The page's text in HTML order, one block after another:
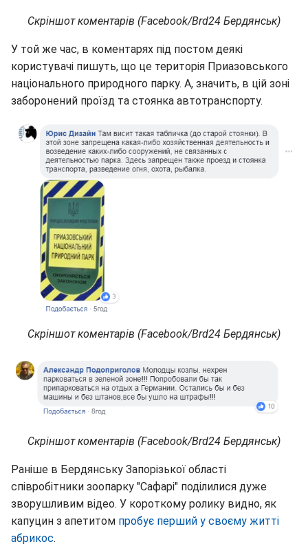
Скріншот коментарів (Facebook/Brd24 Бердянськ)
У той же час, в коментарях під постом деякі
користувачі пишуть, що це територія Приазовського
національного природного парку. А, значить, в цій зоні
заборонений проїзд та стоянка автотранспорту.
Скріншот коментарів (Facebook/Brd24 Бердянськ)
Скріншот коментарів (Facebook/Brd24 Бердянськ)
Раніше в Бердянську Запорізької області
співробітники зоопарку "Сафарі" поділилися дуже
зворушливим відео. У короткому ролику видно, як
капуцин з апетитом пробує перший у своєму житті
абрикос.